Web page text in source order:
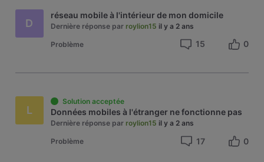
D
réseau mobile à l'intérieur de mon domicile
Dernière réponse par roylion15 il y a 2 ans
Problème 15 0
L
Solution acceptée
Données mobiles à l'étranger ne fonctionne pas
Dernière réponse par roylion15 il y a 2 ans
Problème 17 0